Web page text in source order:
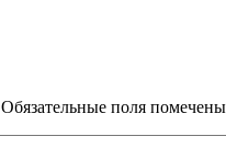
Обязательные поля помечены